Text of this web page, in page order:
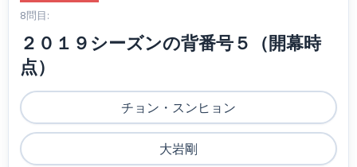
8問目:
２０１９シーズンの背番号５（開幕時
点）
チョン・スンヒョン
大岩剛